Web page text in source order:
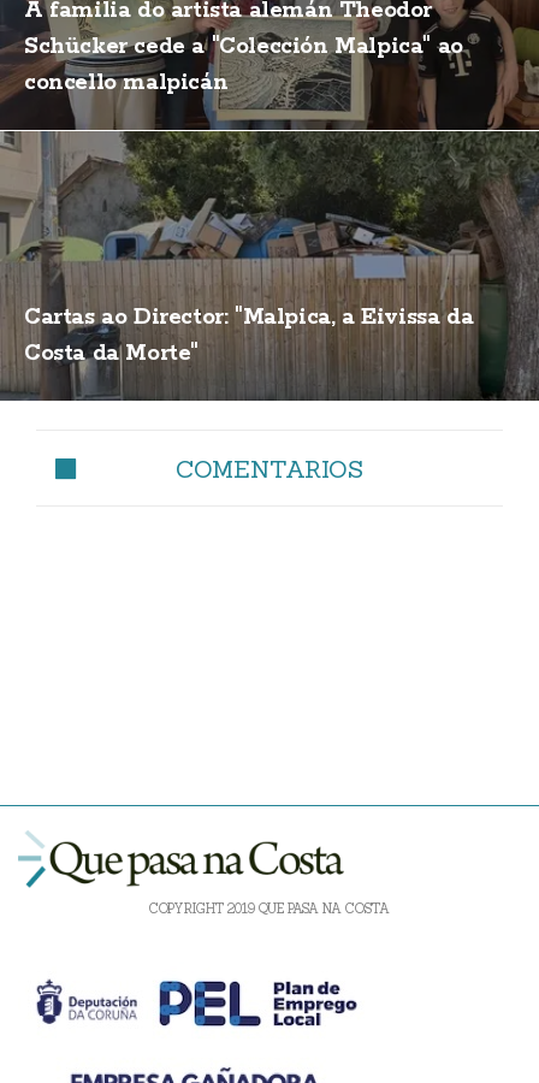
A familia do artista alemán Theodor
Schücker cede a "Colección Malpica" ao
concello malpicán
Cartas ao Director: "Malpica, a Eivissa da
Costa da Morte"
COMENTARIOS
COPYRIGHT 2019 QUE PASA NA COSTA